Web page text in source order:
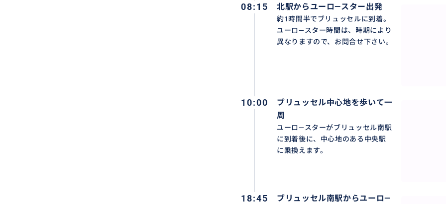
グランプラスや小便小僧、最古のアーケードのギャルリー
ュッセル中心地を一周します。
08:15 北駅からユーロ―スター出発
約1時間半でブリュッセルに到着。
ユーロ―スター時間は、時期により
異なりますので、お問合せ下さい。
10:00
ブリュッセル中心地を歩いて一
周
ユーロ―スターがブリュッセル南駅
に到着後に、中心地のある中央駅
に乗換えます。
18:45
ブリュッセル南駅からユーロ―